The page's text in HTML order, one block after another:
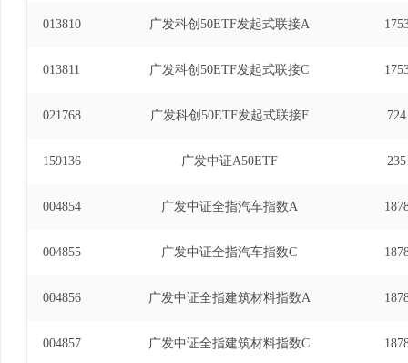
发起式联接基金基金经理(自2015年1月29日至
指可选消费交易型开放式指数证券投资基金发
基金经理(自2015年5月6日至2021年6月17日)
指数证券投资基金基金经理(自2015年6月25日
日)、广发中证全指家用电器指数型发起式证券
年11月22日)、广发深证100指数证券投资基金
月23日至2024年8月8日)、广发中证沪港深科
013810 广发科创50ETF发起式联接A
013811 广发科创50ETF发起式联接C
021768 广发科创50ETF发起式联接F 724
159136 广发中证A50ETF 235
004854 广发中证全指汽车指数A
004855 广发中证全指汽车指数C
004856 广发中证全指建筑材料指数A
004857 广发中证全指建筑材料指数C